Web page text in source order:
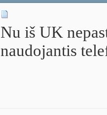
Nu iš UK
naudojantis